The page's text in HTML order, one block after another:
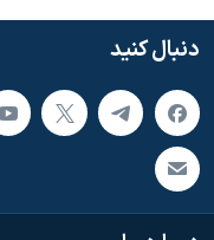
دنبال کنید